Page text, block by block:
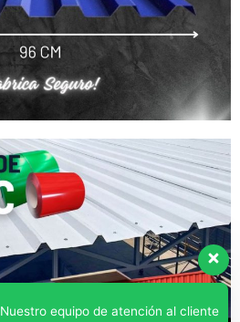
Nuestro equipo de atención al cliente